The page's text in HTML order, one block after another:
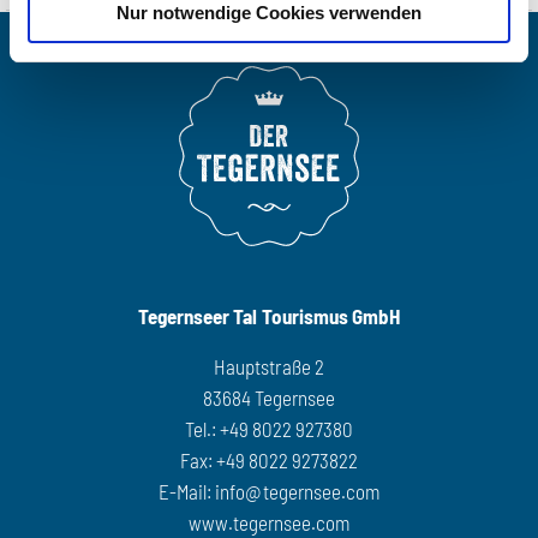
Nur notwendige Cookies verwenden
Anmeldeschluss: Montag 14:00 Uhr.
Tegernseer Tal Tourismus GmbH
Hauptstraße 2
83684 Tegernsee
Tel.: +49 8022 927380
Fax: +49 8022 9273822
E-Mail: info@tegernsee.com
www.tegernsee.com